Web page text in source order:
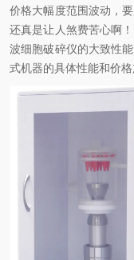
价格大幅度范围波动，
还真是让人煞费苦心啊
波细胞破碎仪的大致性
式机器的具体性能和价